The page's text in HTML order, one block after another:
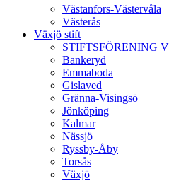
Västanfors-Västervåla
Västerås
Växjö stift
STIFTSFÖRENING
Bankeryd
Emmaboda
Gislaved
Gränna-Visingsö
Jönköping
Kalmar
Nässjö
Ryssby-Åby
Torsås
Växjö